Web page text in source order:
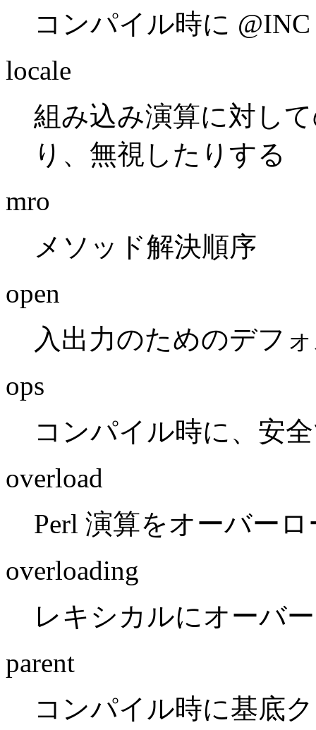
コンパイル時に
locale
組み込み演算に対し
り、無視したりする
mro
メソッド解決順序
open
入出力のためのデフ
ops
コンパイル時に、安
overload
Perl 演算をオーバー
overloading
レキシカルにオーバ
parent
コンパイル時に基底